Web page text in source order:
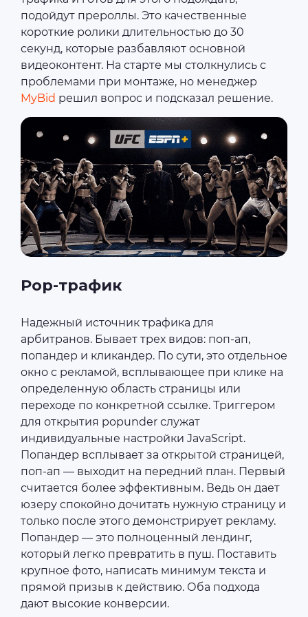
подойдут прероллы. Это качественные
короткие ролики длительностью до 30
секунд, которые разбавляют основной
видеоконтент. На старте мы столкнулись с
проблемами при монтаже, но менеджер
MyBid решил вопрос и подсказал решение.
Pop-трафик
Надежный источник трафика для
арбитранов. Бывает трех видов: поп-ап,
попандер и кликандер. По сути, это отдельное
окно с рекламой, всплывающее при клике на
определенную область страницы или
переходе по конкретной ссылке. Триггером
для открытия popunder служат
индивидуальные настройки JavaScript.
Попандер всплывает за открытой страницей,
поп-ап — выходит на передний план. Первый
считается более эффективным. Ведь он дает
юзеру спокойно дочитать нужную страницу и
только после этого демонстрирует рекламу.
Попандер — это полноценный лендинг,
который легко превратить в пуш. Поставить
крупное фото, написать минимум текста и
прямой призыв к действию. Оба подхода
дают высокие конверсии.